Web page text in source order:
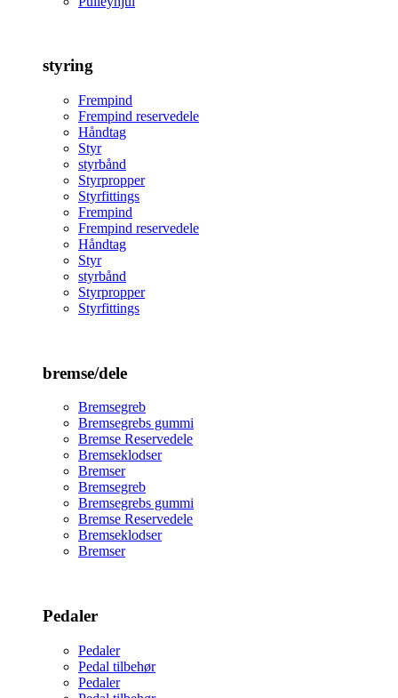
styring
Frempind
Frempind reservedele
Håndtag
Styr
styrbånd
Styrpropper
Styrfittings
Frempind
Frempind reservedele
Håndtag
Styr
styrbånd
Styrpropper
Styrfittings
bremse/dele
Bremsegreb
Bremsegrebs gummi
Bremse Reservedele
Bremseklodser
Bremser
Bremsegreb
Bremsegrebs gummi
Bremse Reservedele
Bremseklodser
Bremser
Pedaler
Pedaler
Pedal tilbehør
Pedaler